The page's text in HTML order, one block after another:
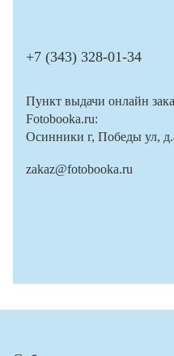
+7 (343) 328-01-34
Пункт выдачи онлайн
Fotobooka.ru:
Осинники г, Победы ул,
zakaz@fotobooka.ru